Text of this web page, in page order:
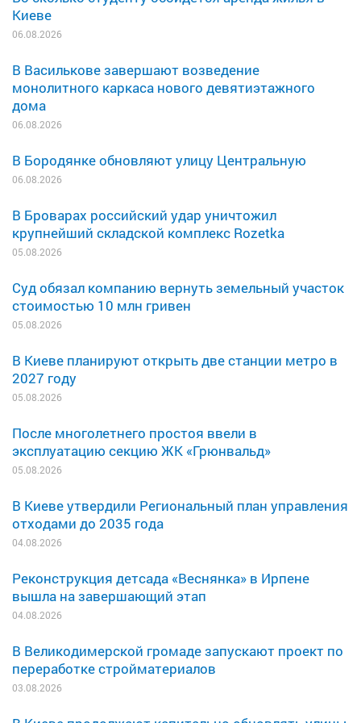
Киеве
06.08.2026
В Василькове завершают возведение
монолитного каркаса нового девятиэтажного
дома
06.08.2026
В Бородянке обновляют улицу Центральную
06.08.2026
В Броварах российский удар уничтожил
крупнейший складской комплекс Rozetka
05.08.2026
Суд обязал компанию вернуть земельный участок
стоимостью 10 млн гривен
05.08.2026
В Киеве планируют открыть две станции метро в
2027 году
05.08.2026
После многолетнего простоя ввели в
эксплуатацию секцию ЖК «Грюнвальд»
05.08.2026
В Киеве утвердили Региональный план управления
отходами до 2035 года
04.08.2026
Реконструкция детсада «Веснянка» в Ирпене
вышла на завершающий этап
04.08.2026
В Великодимерской громаде запускают проект по
переработке стройматериалов
03.08.2026